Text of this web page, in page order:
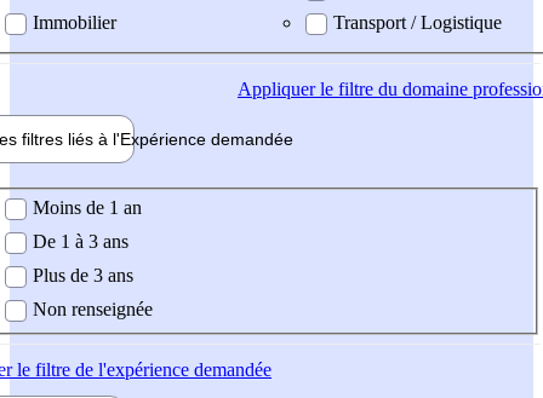
Immobilier
Transport / Logistique
Appliquerle filtre du domaine
filtres liés à l'Expérience demandée
demandée
Moins de 1 an
De 1 à 3 ans
Plus de 3 ans
Non renseignée
le filtre de l'expérience demandée